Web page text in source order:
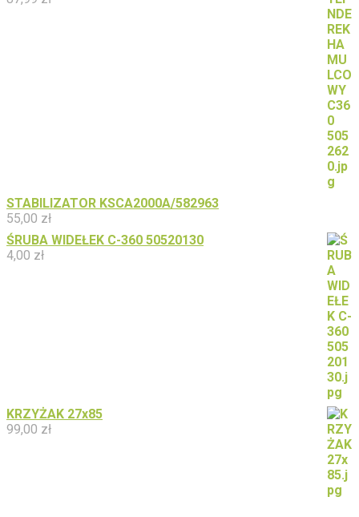
STABILIZATOR KSCA2000A/582963
55,00 zł
ŚRUBA WIDEŁEK C-360 50520130
4,00 zł
KRZYŻAK 27x85
99,00 zł